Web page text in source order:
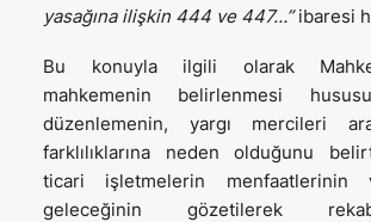
yasağına ilişkin 444 ve 447…”ibaresi
Bu konuyla ilgili olarak
mahkemenin belirlenmesi
düzenlemenin, yargı mercileri
farklılıklarına neden olduğunu
ticari işletmelerin menfaatlerinin
geleceğinin gözetilerek